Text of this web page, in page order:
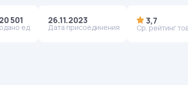
501
ед.
26.11.2023
Дата присоединения
3,7
Ср. рейтинг